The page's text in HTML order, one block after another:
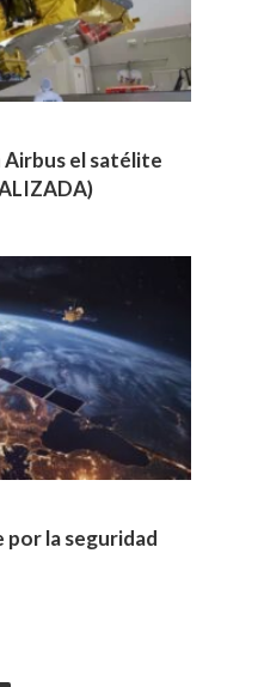
el satélite
la seguridad